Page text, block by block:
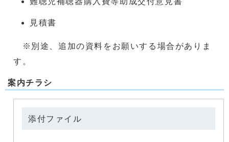
見積書
※別途、追加の資料をお願いする場合がありま
す。
案内チラシ
添付ファイル